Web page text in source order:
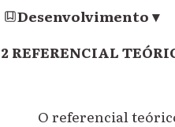
Desenvolvimento▾
2 REFERENCIAL
O referencial